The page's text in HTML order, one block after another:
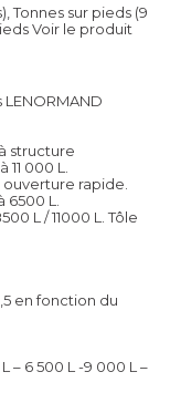
Tonnes sur pieds (9
Voir le produit
structure
000 L.
rapide.
6500 L.
L / 11000 L. Tôle
en fonction du
– 6 500 L -9 000 L –